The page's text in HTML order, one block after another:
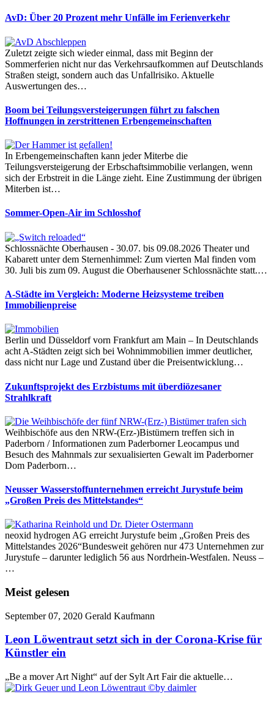
AvD: Über 20 Prozent mehr Unfälle im Ferienverkehr
Zuletzt zeigte sich wieder einmal, dass mit Beginn der
Sommerferien nicht nur das Verkehrsaufkommen auf Deutschlands
Straßen steigt, sondern auch das Unfallrisiko. Aktuelle
Auswertungen des…
Boom bei Teilungsversteigerungen führt zu falschen
Hoffnungen in zerstrittenen Erbengemeinschaften
In Erbengemeinschaften kann jeder Miterbe die
Teilungsversteigerung der Erbschaftsimmobilie verlangen, wenn
sich der Erbstreit in die Länge zieht. Eine Zustimmung der übrigen
Miterben ist…
Sommer-Open-Air im Schlosshof
Schlossnächte Oberhausen - 30.07. bis 09.08.2026 Theater und
Kabarett unter dem Sternenhimmel: Zum vierten Mal finden vom
30. Juli bis zum 09. August die Oberhausener Schlossnächte statt.…
A-Städte im Vergleich: Moderne Heizsysteme treiben
Immobilienpreise
Berlin und Düsseldorf vorn Frankfurt am Main – In Deutschlands
acht A-Städten zeigt sich bei Wohnimmobilien immer deutlicher,
dass nicht nur Lage und Zustand über die Preisentwicklung…
Zukunftsprojekt des Erzbistums mit überdiözesaner
Strahlkraft
Weihbischöfe aus den NRW-(Erz-)Bistümern treffen sich in
Paderborn / Informationen zum Paderborner Leocampus und
Besuch des Mahnmals zur sexualisierten Gewalt im Paderborner
Dom Paderborn…
Neusser Wasserstoffunternehmen erreicht Jurystufe beim
„Großen Preis des Mittelstandes“
neoxid hydrogen AG erreicht Jurystufe beim „Großen Preis des
Mittelstandes 2026“Bundesweit gehören nur 473 Unternehmen zur
Jurystufe – darunter lediglich 56 aus Nordrhein-Westfalen. Neuss –
…
Meist gelesen
September 07, 2020 Gerald Kaufmann
Leon Löwentraut setzt sich in der Corona-Krise für
Künstler ein
„Be a mover Art Night“ auf der Sylt Art Fair die aktuelle…